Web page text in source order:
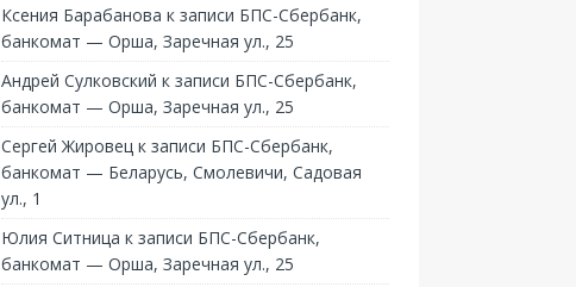
Ксения Барабанова к записи БПС-Сбербанк,
банкомат — Орша, Заречная ул., 25
Андрей Сулковский к записи БПС-Сбербанк,
банкомат — Орша, Заречная ул., 25
Сергей Жировец к записи БПС-Сбербанк,
банкомат — Беларусь, Смолевичи, Садовая
ул., 1
Юлия Ситница к записи БПС-Сбербанк,
банкомат — Орша, Заречная ул., 25